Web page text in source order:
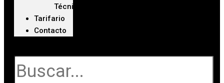
Técnico
Tarifario
Contacto